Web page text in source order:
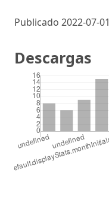
Publicado 2022-07-01
Descargas